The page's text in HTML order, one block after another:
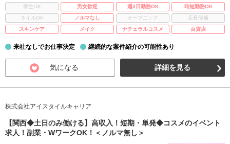
学生OK
男女歓迎 週3日勤務OK
時短勤務OK
ネイルOK
ノルマなし オープニング
店長候補
スキンケア
メイク ナチュラルコスメ 百貨店
来社なしでお仕事決定 継続的な案件紹介の可能性あり
気になる 詳細を見る
株式会社アイスタイルキャリア
【関西◆土日のみ働ける】高収入！短期・単発◆コスメのイベント
求人！副業・WワークOK！＜ノルマ無し＞